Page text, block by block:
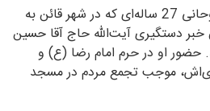
محمدتقی بهلول گنابادی، روحانی 27 ساله‌ای که در شهر قائن به
دستگیری آیت‌الله حاج آقا حسین
حضور او در حرم امام رضا (ع) و
موجب تجمع مردم در مسجد